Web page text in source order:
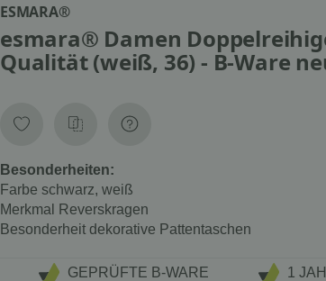
ESMARA®
esmara® Damen
Qualität (weiß, 36) - B-Ware
Besonderheiten:
Farbe schwarz, weiß
Merkmal
Reverskragen
Besonderheit dekorative Pattentaschen
GEPRÜFTE B-WARE
1